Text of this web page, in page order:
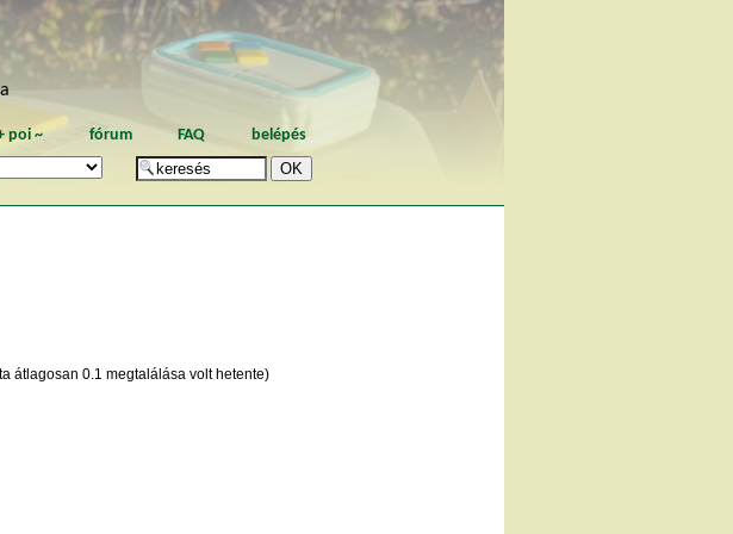
poi~ fórum FAQ belépés
átlagosan 0.1 megtalálása volt hetente)